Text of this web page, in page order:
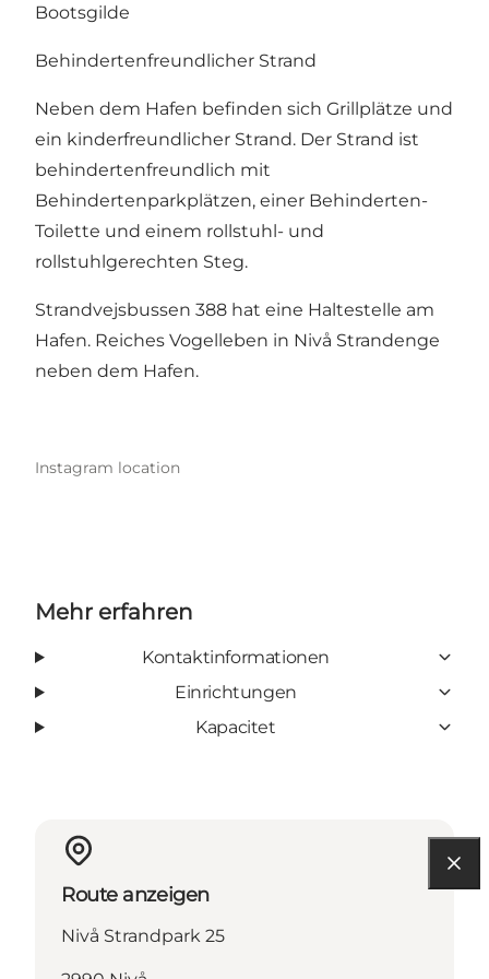
Bootsgilde
Behindertenfreundlicher Strand
Neben dem Hafen befinden sich Grillplätze und
ein kinderfreundlicher Strand. Der Strand ist
behindertenfreundlich mit
Behindertenparkplätzen, einer Behinderten-
Toilette und einem rollstuhl- und
rollstuhlgerechten Steg.
Strandvejsbussen 388 hat eine Haltestelle am
Hafen. Reiches Vogelleben in Nivå Strandenge
neben dem Hafen.
Instagram location
Mehr erfahren
Kontaktinformationen
Einrichtungen
Kapacitet
Route anzeigen
Nivå Strandpark 25